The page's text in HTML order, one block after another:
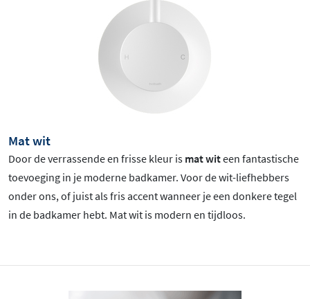
Mat wit
Door de verrassende en frisse kleur is mat witeen fantastische
toevoeging in je moderne badkamer. Voor de wit-liefhebbers
onder ons, of juist als fris accent wanneer je een donkere tegel
in de badkamer hebt. Mat wit is modern en tijdloos.